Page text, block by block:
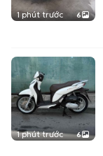
1 phút trước 6
1 phút trước 6